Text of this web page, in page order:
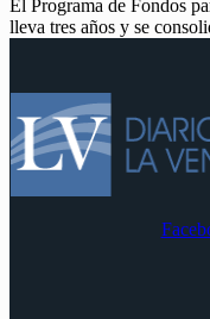
El Programa de Fondos
lleva tres años y se